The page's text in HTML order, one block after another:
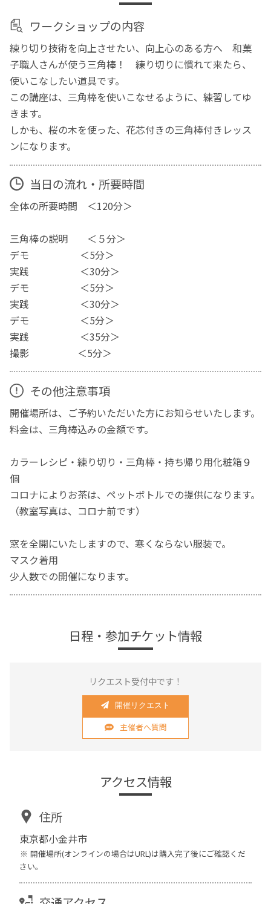
ワークショップの内容
練り切り技術を向上させたい、向上心のある方へ 和菓
子職人さんが使う三角棒！ 練り切りに慣れて来たら、
使いこなしたい道具です。
この講座は、三角棒を使いこなせるように、練習してゆ
きます。
しかも、桜の木を使った、花芯付きの三角棒付きレッス
ンになります。
当日の流れ・所要時間
全体の所要時間 ＜120分＞
三角棒の説明 ＜５分＞
デモ ＜5分＞
実践 ＜30分＞
デモ ＜5分＞
実践 ＜30分＞
デモ ＜5分＞
実践 ＜35分＞
撮影 ＜5分＞
その他注意事項
開催場所は、ご予約いただいた方にお知らせいたします。
料金は、三角棒込みの金額です。
カラーレシピ・練り切り・三角棒・持ち帰り用化粧箱９
個
コロナによりお茶は、ペットボトルでの提供になります。
（教室写真は、コロナ前です）
窓を全開にいたしますので、寒くならない服装で。
マスク着用
少人数での開催になります。
日程・参加チケット情報
リクエスト受付中です！
開催リクエスト
主催者へ質問
アクセス情報
住所
東京都小金井市
開催場所(オンラインの場合はURL)は購入完了後にご確認くだ
さい。